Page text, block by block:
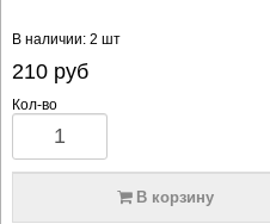
В наличии: 2 шт
210руб
Кол-во
В корзину